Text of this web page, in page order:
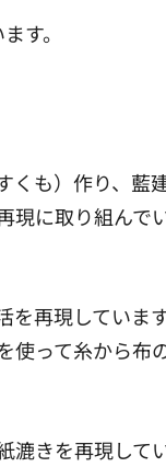
す。
も）作り、藍
に取り組んでい
再現してい
って糸から布
きを再現し